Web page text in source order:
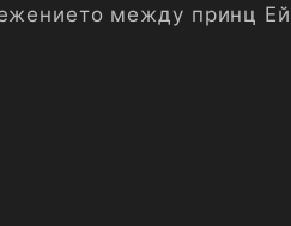
между принц